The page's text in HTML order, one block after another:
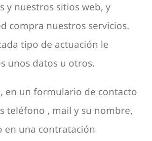
y nuestros sitios web, y
compra nuestros servicios.
tipo de actuación le
unos datos u otros.
en un formulario de contacto
teléfono , mail y su nombre,
en una contratación